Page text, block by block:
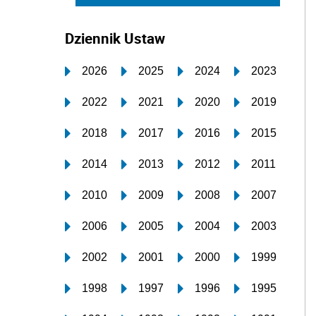
Dziennik Ustaw
2026 2025 2024 2023
2022 2021 2020 2019
2018 2017 2016 2015
2014 2013 2012 2011
2010 2009 2008 2007
2006 2005 2004 2003
2002 2001 2000 1999
1998 1997 1996 1995